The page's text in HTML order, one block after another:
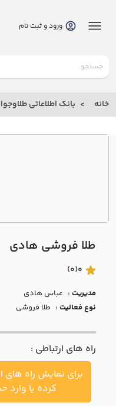
بانک
بانک
اطلاعاتی
درباره
با ما
مقالات
اخبار
پرسش
متداول
خواست
ورود و ثبت نام
خانه بانک اطلاعاتی
طلا فروشی هادي
0
(0)
مدیریت : عباس هادي
نوع فعالیت : طلا فروشی
راه های ارتباطی :
برای نمایش راه های
کرده یا